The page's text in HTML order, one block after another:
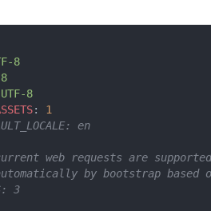
8
8
: 1
en
web requests are
by bootstrap based
3